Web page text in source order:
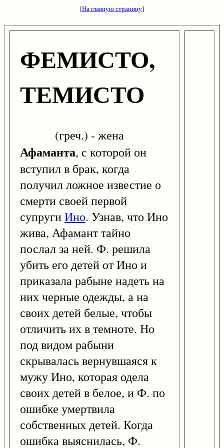
[На главную страницу]
ФЕМИСТО,
ТЕМИСТО
(греч.) - жена
Афаманта, с которой он
вступил в брак, когда
получил ложное известие о
смерти своей первой
супругиИно. Узнав, что Ино
жива, Афамант тайно
послал за ней. Ф. решила
убить его детей от Ино и
приказала рабыне надеть на
них черные одежды, а на
своих детей белые, чтобы
отличить их в темноте. Но
под видом рабыни
скрывалась вернувшаяся к
мужу Ино, которая одела
своих детей в белое, и Ф. по
ошибке умертвила
собственных детей. Когда
ошибка выяснилась, Ф.